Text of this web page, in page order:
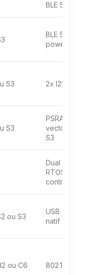
BLE 5
BLE 5, low
power
S3 2x I2S, DAC
S3
PSRAM,
vector accel
S3
Dual core (1
RTOS + 1
control)
ou S3
USB OTG
natif
ou C6 802.15.4